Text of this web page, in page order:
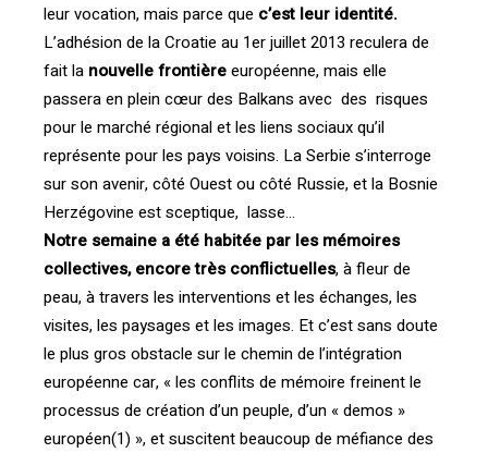
leur vocation, mais parce que c’est leur identité.
L’adhésion de la Croatie au 1er juillet 2013 reculera de
fait la nouvelle frontièreeuropéenne, mais elle
passera en plein cœur des Balkans avec des risques
pour le marché régional et les liens sociaux qu’il
représente pour les pays voisins. La Serbie s’interroge
sur son avenir, côté Ouest ou côté Russie, et la Bosnie
Herzégovine est sceptique, lasse…
Notre semaine a été habitée par les mémoires
collectives, encore très conflictuelles, à fleur de
peau, à travers les interventions et les échanges, les
visites, les paysages et les images. Et c’est sans doute
le plus gros obstacle sur le chemin de l’intégration
européenne car, « les conflits de mémoire freinent le
processus de création d’un peuple, d’un « demos »
européen(1) », et suscitent beaucoup de méfiance des